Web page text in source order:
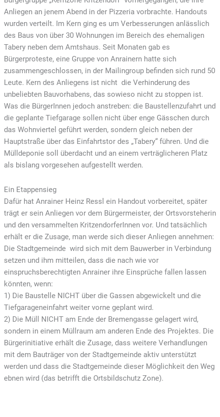
Anliegen an jenem Abend in der Pizzeria vorbrachte. Handouts
wurden verteilt. Im Kern ging es um Verbesserungen anlässlich
des Baus von über 30 Wohnungen im Bereich des ehemaligen
Tabery neben dem Amtshaus. Seit Monaten gab es
Bürgerproteste, eine Gruppe von Anrainern hatte sich
zusammengeschlossen, in der Mailingroup befinden sich rund 50
Leute. Kern des Anliegens ist nicht die Verhinderung des
unbeliebten Bauvorhabens, das sowieso nicht zu stoppen ist.
Was die BürgerInnen jedoch anstreben: die Baustellenzufahrt und
die geplante Tiefgarage sollen nicht über enge Gässchen durch
das Wohnviertel geführt werden, sondern gleich neben der
Hauptstraße über das Einfahrtstor des „Tabery“ führen. Und die
Mülldeponie soll überdacht und an einem verträglicheren Platz
als bislang vorgesehen aufgestellt werden.
Ein Etappensieg
Dafür hat Anrainer Heinz Ressl ein Handout vorbereitet, später
trägt er sein Anliegen vor dem Bürgermeister, der Ortsvorsteherin
und den versammelten KritzendorferInnen vor. Und tatsächlich
erhält er die Zusage, man werde sich dieser Anliegen annehmen:
Die Stadtgemeinde wird sich mit dem Bauwerber in Verbindung
setzen und ihm mitteilen, dass die nach wie vor
einspruchsberechtigten Anrainer ihre Einsprüche fallen lassen
könnten, wenn:
1) Die Baustelle NICHT über die Gassen abgewickelt und die
Tiefgarageneinfahrt weiter vorne geplant wird.
2) Die Müll NICHT am Ende der Bremengasse gelagert wird,
sondern in einem Müllraum am anderen Ende des Projektes. Die
Bürgerinitiative erhält die Zusage, dass weitere Verhandlungen
mit dem Bauträger von der Stadtgemeinde aktiv unterstützt
werden und dass die Stadtgemeinde dieser Möglichkeit den Weg
ebnen wird (das betrifft die Ortsbildschutz Zone).